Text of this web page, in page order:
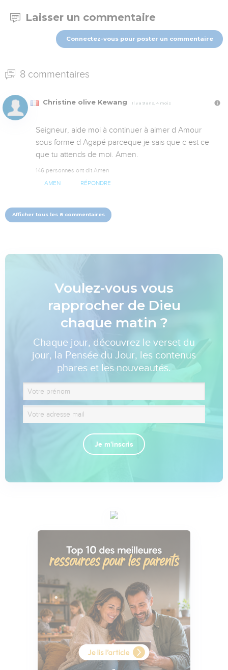
Laisser un commentaire
Connectez-vous pour poster un commentaire
8 commentaires
Christine olive Kewang Il y a 9 ans, 4 mois
Seigneur, aide moi à continuer à aimer d Amour
sous forme d Agapé parceque je sais que c est ce
que tu attends de moi. Amen.
146 personnes ont dit Amen
AMEN RÉPONDRE
Afficher tous les 8 commentaires
Voulez-vous vous
rapprocher de Dieu
chaque matin ?
Chaque jour, découvrez le verset du
jour, la Pensée du Jour, les contenus
phares et les nouveautés.
Je m'inscris